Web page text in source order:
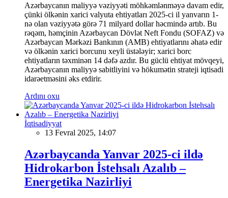
Azərbaycanın maliyyə vəziyyəti möhkəmlənməyə davam edir,
çünki ölkənin xarici valyuta ehtiyatları 2025-ci il yanvarın 1-
nə olan vəziyyətə görə 71 milyard dollar həcmində artıb. Bu
rəqəm, həmçinin Azərbaycan Dövlət Neft Fondu (SOFAZ) və
Azərbaycan Mərkəzi Bankının (AMB) ehtiyatlarını əhatə edir
və ölkənin xarici borcunu xeyli üstələyir; xarici borc
ehtiyatların təxminən 14 dəfə azdır. Bu güclü ehtiyat mövqeyi,
Azərbaycanın maliyyə sabitliyini və hökumətin strateji iqtisadi
idarəetməsini əks etdirir.
Ardını oxu
İqtisadiyyat
13 Fevral 2025, 14:07
Azərbaycanda Yanvar 2025-ci ildə
Hidrokarbon İstehsalı Azalıb –
Energetika Nazirliyi